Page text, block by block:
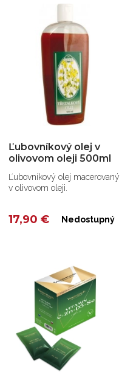
Ľubovníkový olej v
olivovom oleji 500ml
Ľubovníkový olej macerovaný
v olivovom oleji.
17,90 € Nedostupný